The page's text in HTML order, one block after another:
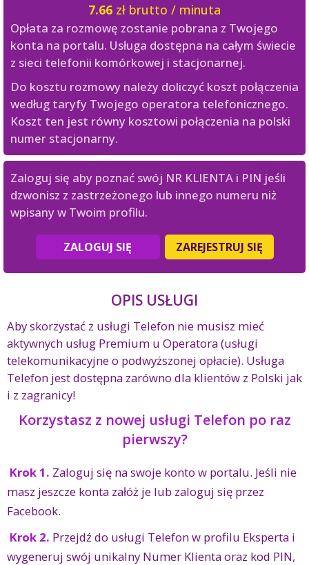
7.66 zł brutto / minuta
Opłata za rozmowę zostanie pobrana z Twojego
konta na portalu. Usługa dostępna na całym świecie
z sieci telefonii komórkowej i stacjonarnej.
Do kosztu rozmowy należy doliczyć koszt połączenia
według taryfy Twojego operatora telefonicznego.
Koszt ten jest równy kosztowi połączenia na polski
numer stacjonarny.
Zaloguj się aby poznać swój NR KLIENTA i PIN jeśli
dzwonisz z zastrzeżonego lub innego numeru niż
wpisany w Twoim profilu.
ZALOGUJ SIĘ ZAREJESTRUJ SIĘ
OPIS USŁUGI
Aby skorzystać z usługi Telefon nie musisz mieć
aktywnych usług Premium u Operatora (usługi
telekomunikacyjne o podwyższonej opłacie). Usługa
Telefon jest dostępna zarówno dla klientów z Polski jak
i z zagranicy!
Korzystasz z nowej usługi Telefon po raz
pierwszy?
Krok 1. Zaloguj się na swoje konto w portalu. Jeśli nie
masz jeszcze konta załóż je lub zaloguj się przez
Facebook.
Krok 2. Przejdź do usługi Telefon w profilu Eksperta i
wygeneruj swój unikalny Numer Klienta oraz kod PIN,